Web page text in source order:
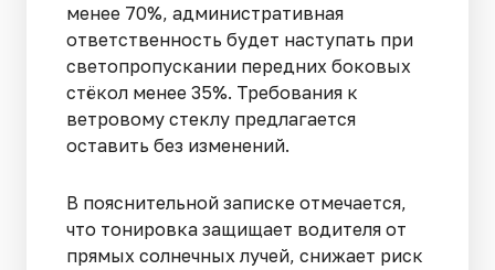
менее 70%, административная
ответственность будет наступать при
светопропускании передних боковых
стёкол менее 35%. Требования к
ветровому стеклу предлагается
оставить без изменений.
В пояснительной записке отмечается,
что тонировка защищает водителя от
прямых солнечных лучей, снижает риск